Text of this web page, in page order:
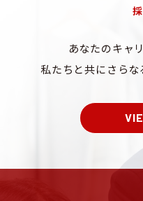
あなたのキャ
私たちと共にさらな